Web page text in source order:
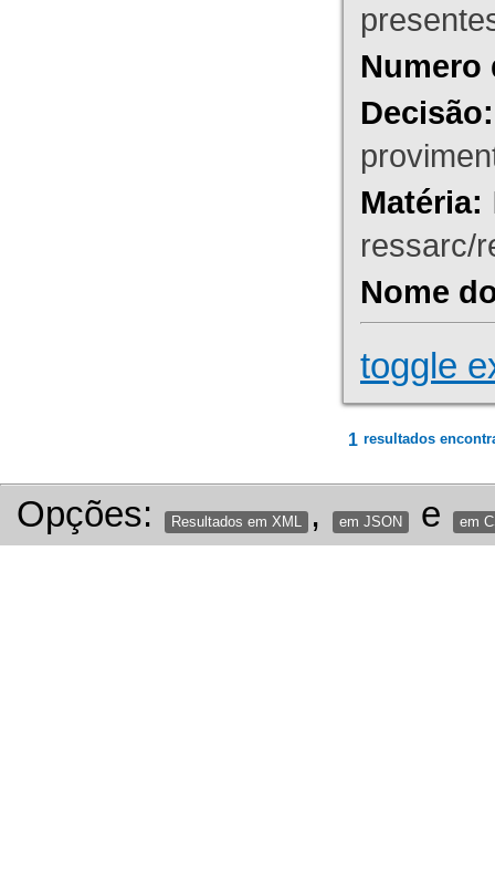
Numero
Decisão:
Matéria:
ressarc/
Nome
toggle
1 resultados
Opções: Resultados em XML , em JSON e em